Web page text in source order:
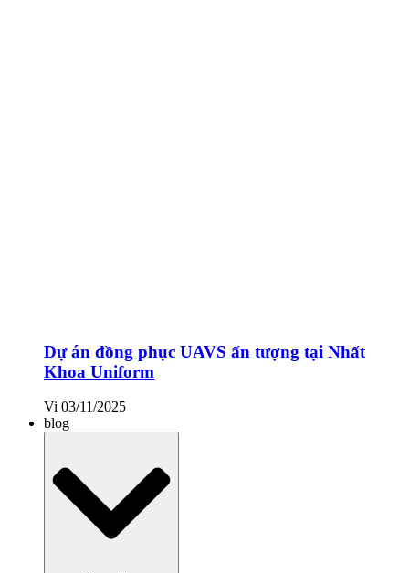
Dự án đồng phục UAVS ấn tượng tại Nhất
Khoa Uniform
Vi 03/11/2025
blog